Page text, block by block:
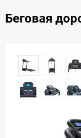
Беговая